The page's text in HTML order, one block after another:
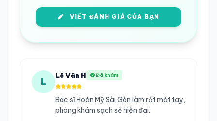
VIẾT ĐÁNH GIÁ CỦA BẠN
L
Lê Văn H Đã khám
Bác sĩ Hoàn Mỹ Sài Gòn làm rất mát tay,
phòng khám sạch sẽ hiện đại.